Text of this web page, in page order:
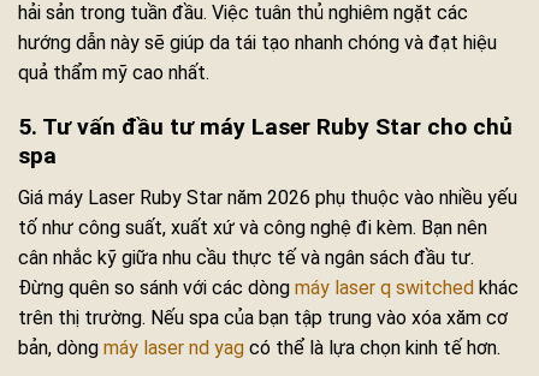
hải sản trong tuần đầu. Việc tuân thủ nghiêm ngặt các
hướng dẫn này sẽ giúp da tái tạo nhanh chóng và đạt hiệu
quả thẩm mỹ cao nhất.
5. Tư vấn đầu tư máy Laser Ruby Star cho chủ
spa
Giá máy Laser Ruby Star năm 2026 phụ thuộc vào nhiều yếu
tố như công suất, xuất xứ và công nghệ đi kèm. Bạn nên
cân nhắc kỹ giữa nhu cầu thực tế và ngân sách đầu tư.
Đừng quên so sánh với các dòng máy laser q switched khác
trên thị trường. Nếu spa của bạn tập trung vào xóa xăm cơ
bản, dòng máy laser nd yag có thể là lựa chọn kinh tế hơn.